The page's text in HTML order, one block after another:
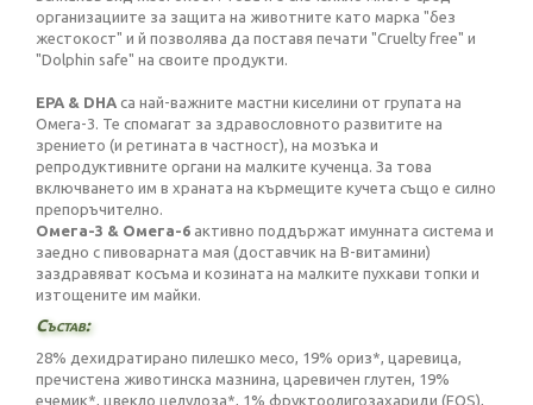
организациите за защита на животните като марка "без
жестокост" и й позволява да поставя печати "Cruelty free" и
"Dolphin safe" на своите продукти.
EPA & DHA са най-важните мастни киселини от групата на
Омега-3. Те спомагат за здравословното развитите на
зрението (и ретината в частност), на мозъка и
репродуктивните органи на малките кученца. За това
включването им в храната на кърмещите кучета също е силно
препоръчително.
Омега-3 & Омега-6 активно поддържат имунната система и
заедно с пивоварната мая (доставчик на В-витамини)
заздравяват косъма и козината на малките пухкави топки и
изтощените им майки.
Състав:
28% дехидратирано пилешко месо, 19% ориз*, царевица,
пречистена животинска мазнина, царевичен глутен, 19%
ечемик*, цвекло целулоза*, 1% фруктоолигозахариди (FOS),